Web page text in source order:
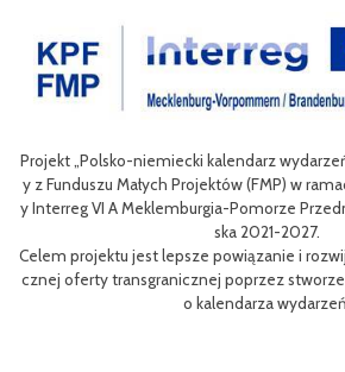
/ Pol
Celem III Polsko-Niemieckich Dni
nie oferty turystycznej oraz ułatwienie
niej dla mieszkańców obszaru
w odwiedzających
Efektem planowanych działań jest
m rowerów możliwości różnych tras oraz
aangażowanie prawdziwych rowerowych